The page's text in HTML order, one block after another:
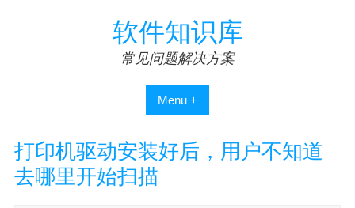
软件知识库
常见问题解决方案
Menu +
打印机驱动安装好后，用户不知道
去哪里开始扫描